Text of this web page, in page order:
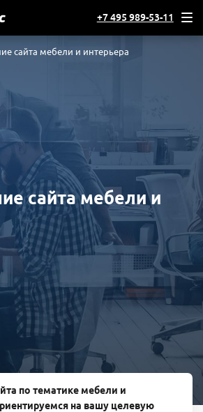
+7 495 989-53-11
сайта мебели и
сайта мебели и интерьера
по тематике мебели и
на вашу целевую